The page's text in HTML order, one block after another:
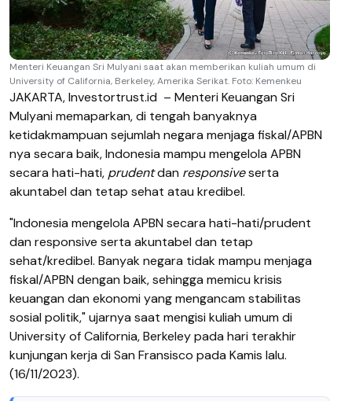
Menteri Keuangan Sri Mulyani saat akan memberikan kuliah umum di
University of California, Berkeley, Amerika Serikat. Foto: Kemenkeu
JAKARTA, Investortrust.id – Menteri Keuangan Sri
Mulyani memaparkan, di tengah banyaknya
ketidakmampuan sejumlah negara menjaga fiskal/APBN
nya secara baik,Indonesia mampu mengelola APBN
secara hati-hati, prudentdan responsiveserta
akuntabel dan tetap sehat atau kredibel.
"Indonesia mengelola APBN secara hati-hati/prudent
dan responsive serta akuntabel dan tetap
sehat/kredibel. Banyak negara tidak mampu menjaga
fiskal/APBN dengan baik, sehingga memicu krisis
keuangan dan ekonomi yang mengancam stabilitas
sosial politik," ujarnya saat mengisi kuliah umum di
University of California, Berkeleypada hari terakhir
kunjungan kerja di San Fransisco pada Kamis lalu.
(16/11/2023).